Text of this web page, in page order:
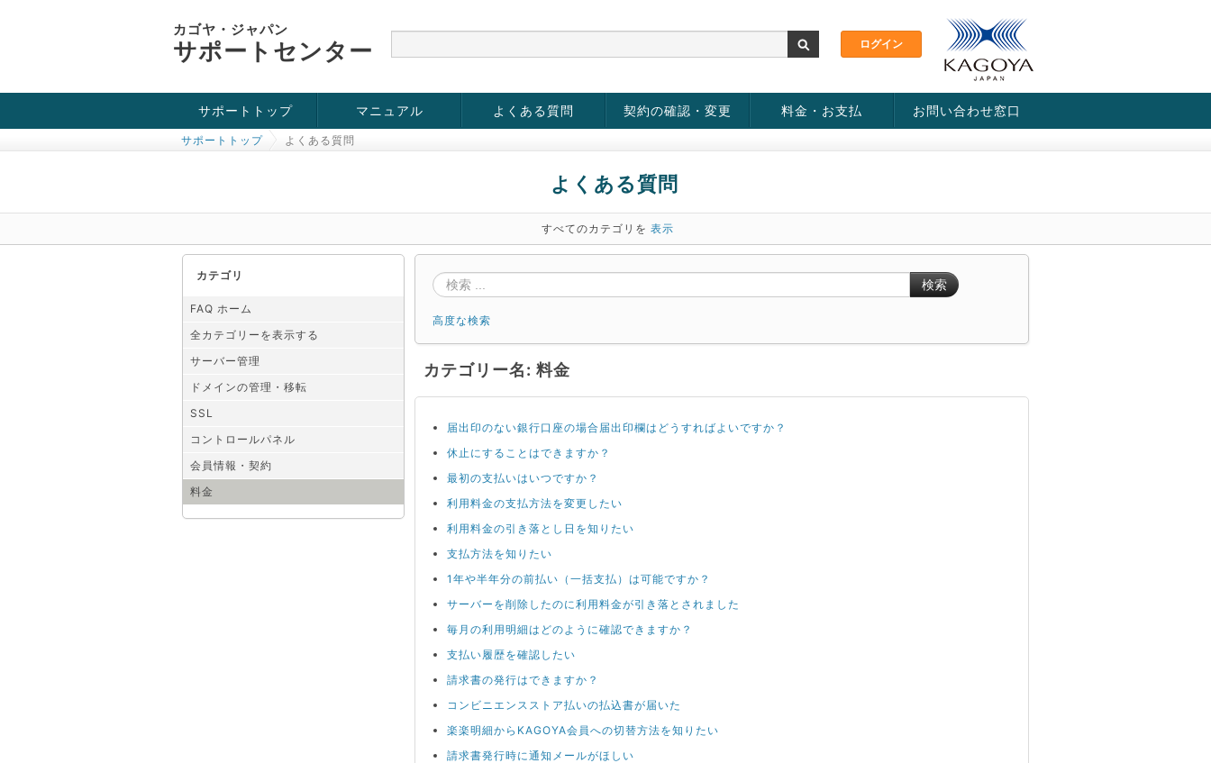
カゴヤ・ジャパン
サポートセンター
サポートトップ
お役立ち情報
チュートリアル
障害・メンテナンス情報
マニュアル よくある質問 契約の確認・変更 料金・お支払 お問い合わせ窓口
サポートトップ よくある質問
よくある質問
すべてのカテゴリを 表示
カテゴリ
FAQ ホーム
全カテゴリーを表示する
サーバー管理
ドメインの管理・移転
SSL
コントロールパネル
会員情報・契約
料金
検索
高度な検索
カテゴリー名: 料金
届出印のない銀行口座の場合届出印欄はどうすればよいですか？
休止にすることはできますか？
最初の支払いはいつですか？
利用料金の支払方法を変更したい
利用料金の引き落とし日を知りたい
支払方法を知りたい
1年や半年分の前払い（一括支払）は可能ですか？
サーバーを削除したのに利用料金が引き落とされました
毎月の利用明細はどのように確認できますか？
支払い履歴を確認したい
請求書の発行はできますか？
コンビニエンスストア払いの払込書が届いた
楽楽明細からKAGOYA会員への切替方法を知りたい
請求書発行時に通知メールがほしい